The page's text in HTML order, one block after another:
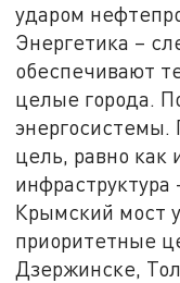
ударом
Энергетика –
обеспечивают
целые города.
цель, равно как
Крымский мост
приоритетные
Дзержинске,